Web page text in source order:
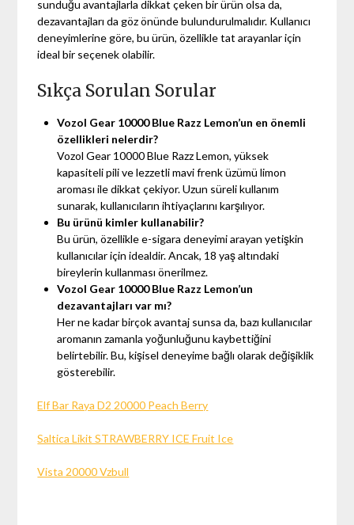
sunduğu avantajlarla dikkat çeken bir ürün olsa da,
dezavantajları da göz önünde bulundurulmalıdır. Kullanıcı
deneyimlerine göre, bu ürün, özellikle tat arayanlar için
ideal bir seçenek olabilir.
Sıkça Sorulan Sorular
Vozol Gear 10000 Blue Razz Lemon’un en önemli
özellikleri nelerdir?
Vozol Gear 10000 Blue Razz Lemon, yüksek
kapasiteli pili ve lezzetli mavi frenk üzümü limon
aroması ile dikkat çekiyor. Uzun süreli kullanım
sunarak, kullanıcıların ihtiyaçlarını karşılıyor.
Bu ürünü kimler kullanabilir?
Bu ürün, özellikle e-sigara deneyimi arayan yetişkin
kullanıcılar için idealdir. Ancak, 18 yaş altındaki
bireylerin kullanması önerilmez.
Vozol Gear 10000 Blue Razz Lemon’un
dezavantajları var mı?
Her ne kadar birçok avantaj sunsa da, bazı kullanıcılar
aromanın zamanla yoğunluğunu kaybettiğini
belirtebilir. Bu, kişisel deneyime bağlı olarak değişiklik
gösterebilir.
Elf Bar Raya D2 20000 Peach Berry
Saltica Likit STRAWBERRY ICE Fruit Ice
Vista 20000 Vzbull